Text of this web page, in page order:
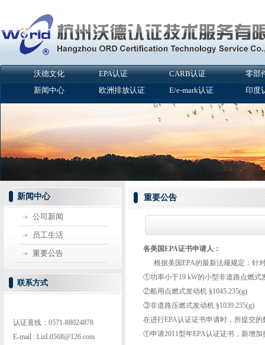
沃德文化 EPA认证 CARB认证
零部
新闻中心
欧洲排放认证 E/e-mark认证 印度
新闻中心
公司新闻
员工生活
重要公告
联系方式
认证直线：0571-88024878
E-mail : LizL0568@126.com
重要公告
各美国EPA证书申请人：
根据美国EPA的最新法规规定：针
①功率小于19 kW的小型非道路点燃式
②船用点燃式发动机 §1045.235(g)
③非道路压燃式发动机 §1039.235(g)
在进行EPA认证证书申请时，所提交
①申请2011型年EPA认证证书，新增加